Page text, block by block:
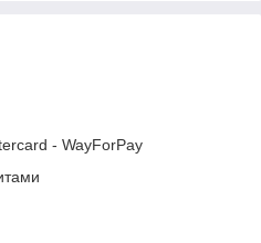
- WayForPay